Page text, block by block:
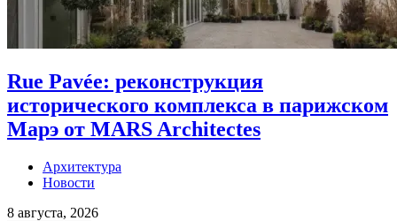
Rue Pavée: реконструкция
исторического комплекса в парижском
Марэ от MARS Architectes
Архитектура
Новости
8 августа, 2026